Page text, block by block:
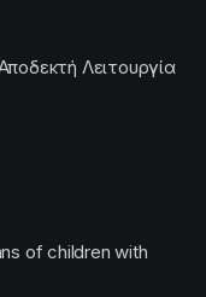
Λειτουργία
of children with